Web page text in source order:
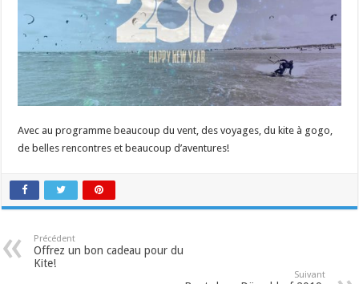
Avec au programme beaucoup du vent, des voyages, du kite à gogo,
de belles rencontres et beaucoup d’aventures!
Précédent
Offrez un bon cadeau pour du
Kite!
Suivant